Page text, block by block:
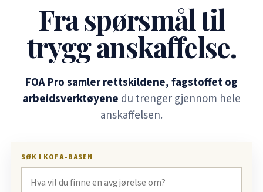
Fra spørsmål til
trygg anskaffelse.
FOA Pro samler rettskildene, fagstoffet og
arbeidsverktøyene du trenger gjennom hele
anskaffelsen.
SØK I KOFA-BASEN